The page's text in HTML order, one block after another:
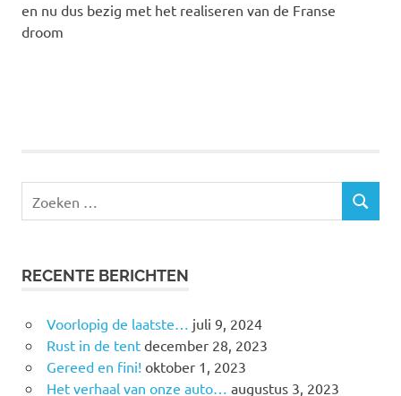
en nu dus bezig met het realiseren van de Franse
droom
RECENTE BERICHTEN
Voorlopig de laatste… juli 9, 2024
Rust in de tent december 28, 2023
Gereed en fini! oktober 1, 2023
Het verhaal van onze auto… augustus 3, 2023